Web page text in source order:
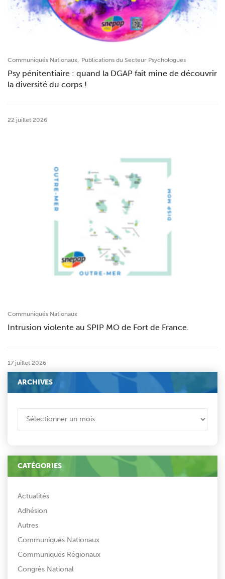
Communiqués Nationaux, Publications du Secteur Psychologues
Psy pénitentiaire : quand la DGAP fait mine de découvrir
la diversité du corps !
22 juillet 2026
Communiqués Nationaux
Intrusion violente au SPIP MO de Fort de France.
17 juillet 2026
ARCHIVES
CATÉGORIES
Actualités
Adhésion
Autres
Communiqués Nationaux
Communiqués Régionaux
Congrès National